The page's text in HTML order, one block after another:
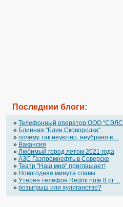
Последнии блоги:
» Телефонный оператор OOO
» Блинная "Блин.Сковородка"
» почему так неуютно, неубрано в ...
» Вакансия
» Любимый город летом 2021 года
» АЗС Газпромнефть в Северске
» Театр "Наш мир" приглашает!
» Новогодняя минута славы
» Утерен телефон Redmi note 8 pr ...
» розыгрыш или хулиганство?